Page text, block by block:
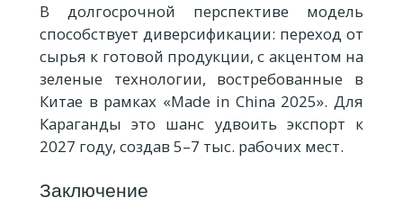
В долгосрочной перспективе модель
способствует диверсификации: переход от
сырья к готовой продукции, с акцентом на
зеленые технологии, востребованные в
Китае в рамках «Made in China 2025». Для
Караганды это шанс удвоить экспорт к
2027 году, создав 5–7 тыс. рабочих мест.
Заключение